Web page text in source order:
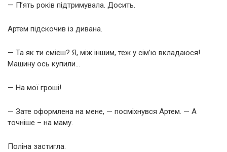
— П’ять років підтримувала. Досить.
Артем підскочив із дивана.
— Та як ти смієш? Я, між іншим, теж у сім’ю вкладаюся!
Машину ось купили…
— На мої гроші!
— Зате оформлена на мене, — посміхнувся Артем. — А
точніше – на маму.
Поліна застигла.